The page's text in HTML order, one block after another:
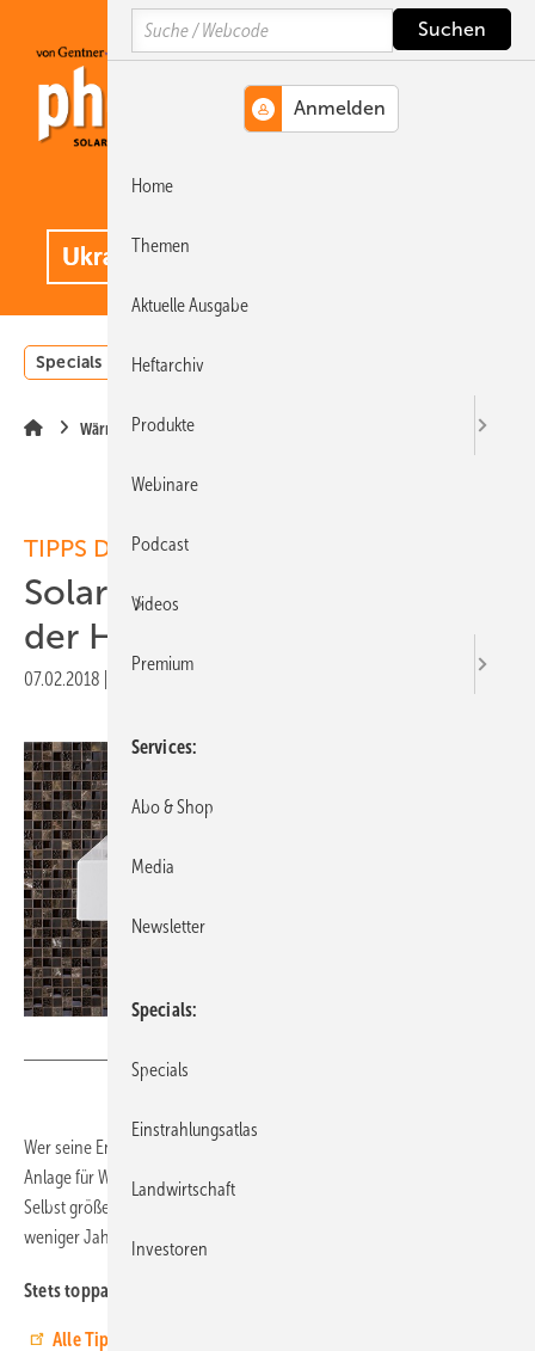
Hauptinhalt
Hauptmenü
SiteSearch
Specials Einstrahlungsatlas
Wärme
TIPPS DER REDAKTION
Solartipp: Warmwasser von
der Heizung trennen!
07.02.2018
Wer seine Energiekosten wirklich senken will, sollte die technische
Anlage für Warmwasser unbedingt von der Winterheizung trennen.
Selbst größere Umbauten an der Haustechnik zahlen sich innerhalb
weniger Jahre aus.
Stets toppaktuell:
Alle Tipps aus erster Hand, in einem Band.
Search
Home
Themen
Aktuelle Ausgabe
Heftarchiv
Produkte
Webinare
Podcast
Videos
Premium
Services
Abo & Shop
Media
Newsletter
Specials
Specials
Einstrahlungsatlas
Landwirtschaft
Investoren